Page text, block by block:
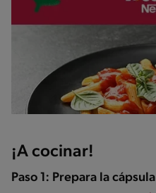
¡A cocinar!
Paso 1: Prepara la cápsula